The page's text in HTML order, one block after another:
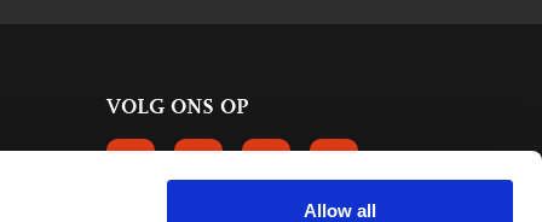
Allow all
VOLG ONS OP
VOLGS ONS OP FACEBOOK
VOLG ONS OP INSTAGRAM
VOLG ONS OP LINKEDIN
VOLG ONS OP